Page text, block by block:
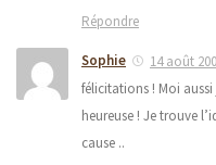
Répondre
Sophie
14 août
félicitations ! Moi
heureuse ! Je trouve
cause ..